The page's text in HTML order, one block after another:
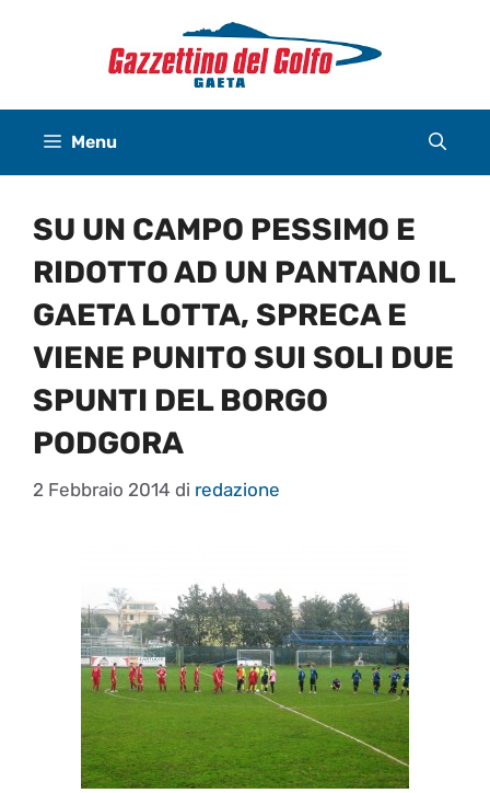
Menu
SU UN CAMPO PESSIMO E
RIDOTTO AD UN PANTANO IL
GAETA LOTTA, SPRECA E
VIENE PUNITO SUI SOLI DUE
SPUNTI DEL BORGO
PODGORA
2 Febbraio 2014 di redazione